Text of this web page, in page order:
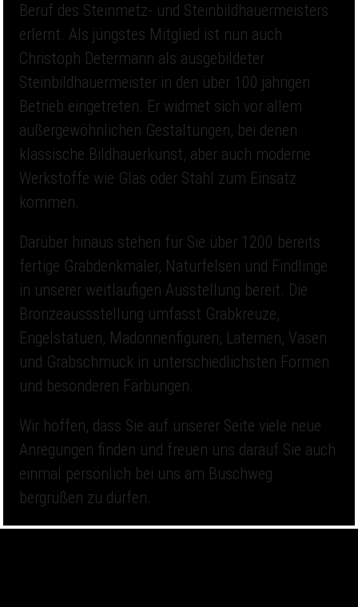
Beruf des Steinmetz- und Steinbildhauermeisters
erlernt. Als jüngstes Mitglied ist nun auch
Christoph Determann als ausgebildeter
Steinbildhauermeister in den über 100 jährigen
Betrieb eingetreten. Er widmet sich vor allem
außergewöhnlichen Gestaltungen, bei denen
klassische Bildhauerkunst, aber auch moderne
Werkstoffe wie Glas oder Stahl zum Einsatz
kommen.
Darüber hinaus stehen für Sie über 1200 bereits
fertige Grabdenkmäler, Naturfelsen und Findlinge
in unserer weitläufigen Ausstellung bereit. Die
Bronzeaussstellung umfasst Grabkreuze,
Engelstatuen, Madonnenfiguren, Laternen, Vasen
und Grabschmuck in unterschiedlichsten Formen
und besonderen Färbungen.
Wir hoffen, dass Sie auf unserer Seite viele neue
Anregungen finden und freuen uns darauf Sie auch
einmal persönlich bei uns am Buschweg
bergrüßen zu dürfen.